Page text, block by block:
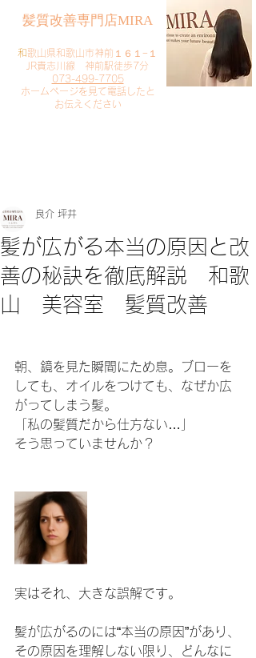
​髪質改善専門店MIRA
​和歌山県和歌山市神前１６１−１
JR貴志川線 神前駅徒歩7分
073-499-7705
​ホームページを見て電話したと
お伝えください
髪が広がる本当の原因と改
善の秘訣を徹底解説 和歌
山 美容室 髪質改善
良介 坪井
朝、鏡を見た瞬間にため息。ブローを
しても、オイルをつけても、なぜか広
がってしまう髪。
「私の髪質だから仕方ない…」
そう思っていませんか？
実はそれ、大きな誤解です。
髪が広がるのには“本当の原因”があり、
その原因を理解しない限り、どんなに